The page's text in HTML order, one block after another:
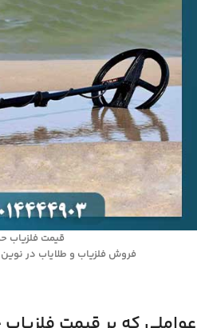
قیمت فلزیاب
فروش فلزیاب و طلایاب در نوین فلزیاب